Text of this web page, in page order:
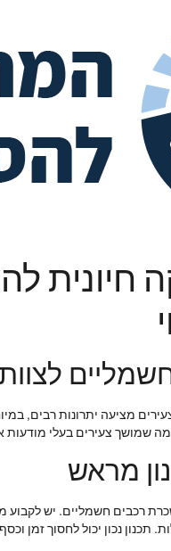
חיונית
מציעה יתרונות רבים,
שמושך צעירים בעלי
מראש
רכבים חשמליים. יש
תכנון נכון יכול לחסוך זמן